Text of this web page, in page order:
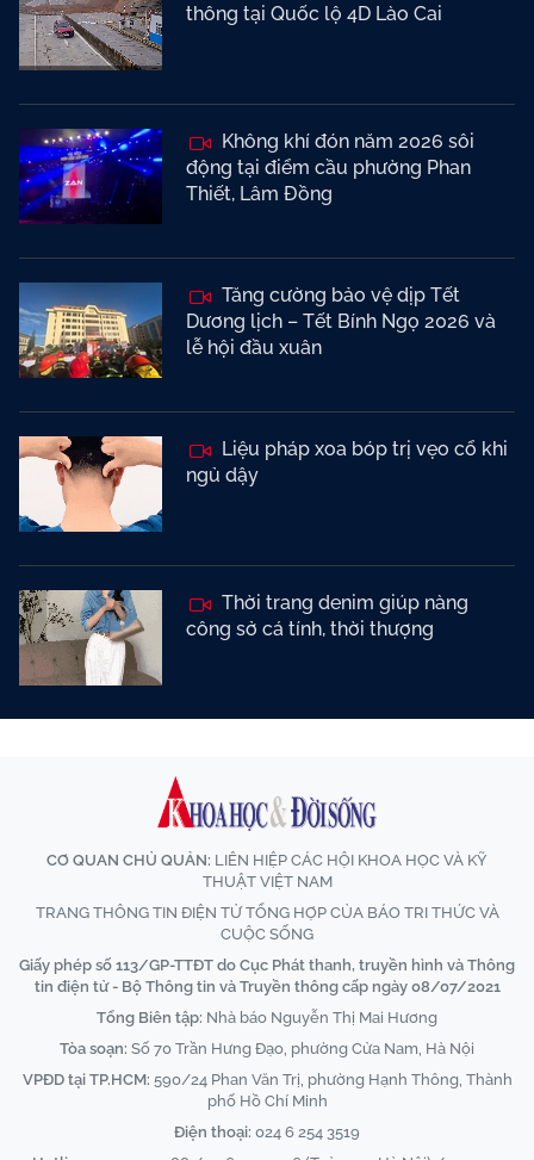
thông tại Quốc lộ 4D Lào Cai
Không khí đón năm 2026 sôi
động tại điểm cầu phường Phan
Thiết, Lâm Đồng
Tăng cường bảo vệ dịp Tết
Dương lịch – Tết Bính Ngọ 2026 và
lễ hội đầu xuân
Liệu pháp xoa bóp trị vẹo cổ khi
ngủ dậy
Thời trang denim giúp nàng
công sở cá tính, thời thượng
CƠ QUAN CHỦ QUẢN: LIÊN HIỆP CÁC HỘI KHOA HỌC VÀ KỸ
THUẬT VIỆT NAM
TRANG THÔNG TIN ĐIỆN TỬ TỔNG HỢP CỦA BÁO TRI THỨC VÀ
CUỘC SỐNG
Giấy phép số 113/GP-TTĐT do Cục Phát thanh, truyền hình và Thông
tin điện tử - Bộ Thông tin và Truyền thông cấp ngày 08/07/2021
Tổng Biên tập: Nhà báo Nguyễn Thị Mai Hương
Tòa soạn: Số 70 Trần Hưng Đạo, phường Cửa Nam, Hà Nội
VPĐD tại TP.HCM: 590/24 Phan Văn Trị, phường Hạnh Thông, Thành
phố Hồ Chí Minh
Điện thoại: 024 6 254 3519